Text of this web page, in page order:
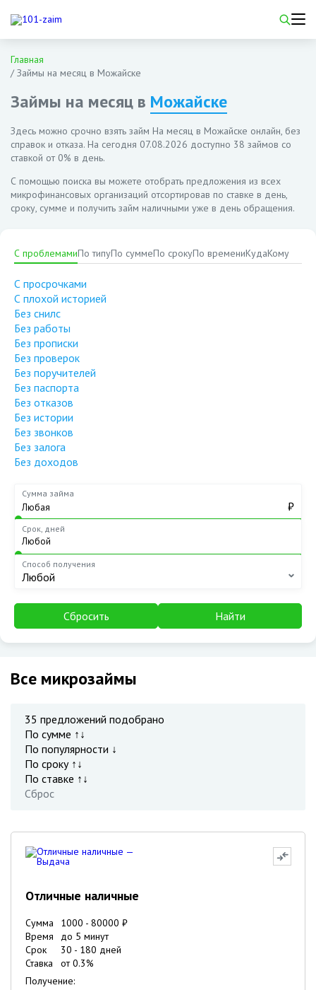
Главная
/Займы на месяц в Можайске
Займы на месяц в Можайске
Здесь можно срочно взять займ На месяц в Можайске онлайн, без
справок и отказа. На сегодня 07.08.2026 доступно 38 займов со
ставкой от 0% в день.
С помощью поиска вы можете отобрать предложения из всех
микрофинансовых организаций отсортировав по ставке в день,
сроку, сумме и получить займ наличными уже в день обращения.
С проблемамиПо типуПо суммеПо срокуПо времениКудаКому
С просрочками
С плохой историей
Без снилс
Без работы
Без прописки
Без проверок
Без поручителей
Без паспорта
Без отказов
Без истории
Без звонков
Без залога
Без доходов
Сумма займа
₽
Срок, дней
Способ получения
Любой
Сбросить Найти
Все микрозаймы
35 предложений подобрано
По сумме ↑↓
По популярности ↓
По сроку ↑↓
По ставке ↑↓
Сброс
Отличные наличные
Сумма 1000 - 80000 ₽
Время
до 5 минут
Срок
30 - 180 дней
Ставка
от0.3%
Получение: